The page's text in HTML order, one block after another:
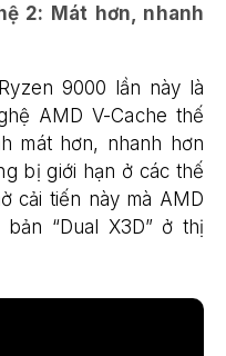
2: Mát hơn, nhanh
9000 lần này là
AMD V-Cache thế
mát hơn, nhanh hơn
bị giới hạn ở các thế
cải tiến này mà AMD
“Dual X3D” ở thị